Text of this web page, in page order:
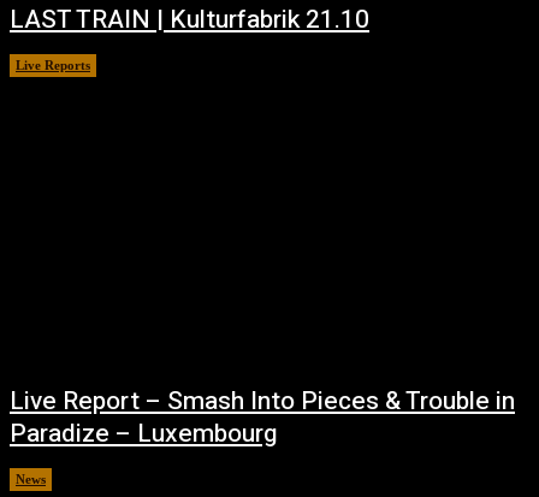
LAST TRAIN | Kulturfabrik 21.10
Live Reports
Live Report – Smash Into Pieces & Trouble in
Paradize – Luxembourg
News